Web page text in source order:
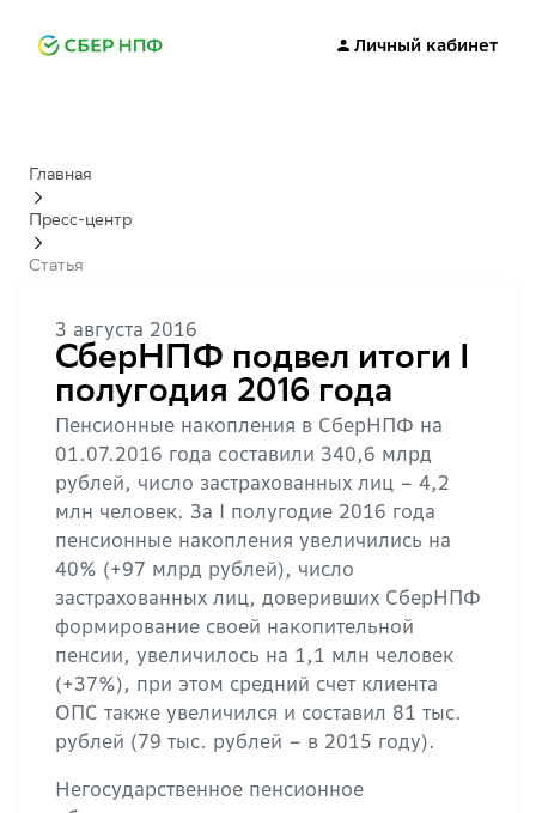
Личный кабинет
Главная
Пресс-центр
Статья
3 августа 2016
СберНПФ подвел итоги I
полугодия 2016 года
Пенсионные накопления в СберНПФ на
01.07.2016 года составили 340,6 млрд
рублей, число застрахованных лиц – 4,2
млн человек. За I полугодие 2016 года
пенсионные накопления увеличились на
40% (+97 млрд рублей), число
застрахованных лиц, доверивших СберНПФ
формирование своей накопительной
пенсии, увеличилось на 1,1 млн человек
(+37%), при этом средний счет клиента
ОПС также увеличился и составил 81 тыс.
рублей (79 тыс. рублей – в 2015 году).
Негосударственное пенсионное